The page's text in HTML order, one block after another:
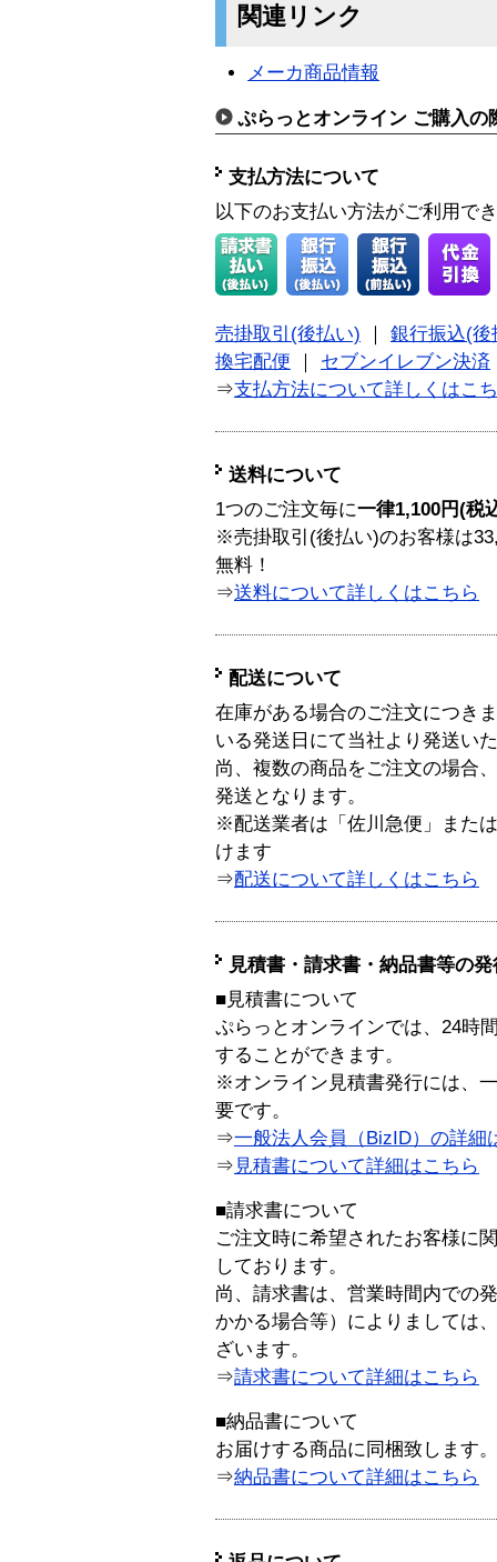
関連リンク
メーカ商品情報
ぷらっとオンライン ご購入の
支払方法について
以下のお支払い方法がご利用で
売掛取引(後払い)
銀行振込(後
換宅配便
セブンイレブン決済
⇒支払方法について詳しくはこ
送料について
1つのご注文毎に一律1,100円(税
※売掛取引(後払い)のお客様は
無料！
⇒送料について詳しくはこちら
配送について
在庫がある場合のご注文につき
いる発送日にて当社より発送い
尚、複数の商品をご注文の場合
発送となります。
※配送業者は「佐川急便」また
けます
⇒配送について詳しくはこちら
見積書・請求書・納品書等の
■見積書について
ぷらっとオンラインでは、24時
することができます。
※オンライン見積書発行には、
要です。
⇒一般法人会員（BizID）の詳細
⇒ 見積書について詳細はこちら
■請求書について
ご注文時に希望されたお客様に
しております。
尚、請求書は、営業時間内での
かかる場合等）によりましては
ざいます。
⇒請求書について詳細はこちら
■納品書について
お届けする商品に同梱致します。
⇒納品書について詳細はこちら